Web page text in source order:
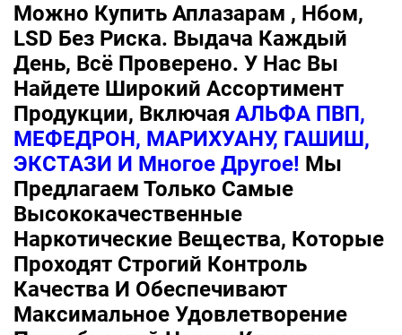
Можно Купить Аплазарам , Нбом,
LSD Без Риска. Выдача Каждый
День, Всё Проверено. У Нас Вы
Найдете Широкий Ассортимент
Продукции, Включая АЛЬФА ПВП,
МЕФЕДРОН, МАРИХУАНУ, ГАШИШ,
ЭКСТАЗИ И Многое Другое! Мы
Предлагаем Только Самые
Высококачественные
Наркотические Вещества, Которые
Проходят Строгий Контроль
Качества И Обеспечивают
Максимальное Удовлетворение